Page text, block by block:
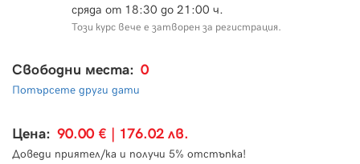
сряда от 18:30 до 21:00 ч.
Този курс вече е затворен за регистрация.
Свободни места: 0
Потърсете други дати
Цена: 90.00 € | 176.02 лв.
Доведи приятел/ка и получи 5% отстъпка!